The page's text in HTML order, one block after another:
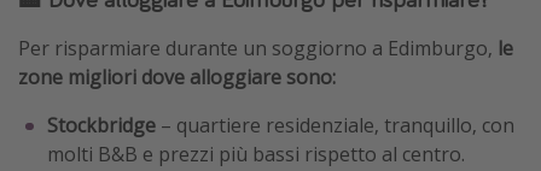
Per risparmiare durante un soggiorno a Edimburgo, le
zone migliori dove alloggiare sono:
Stockbridge – quartiere residenziale, tranquillo, con
molti B&B e prezzi più bassi rispetto al centro.